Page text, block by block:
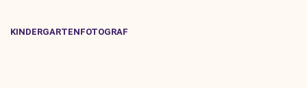
KINDERGARTENFOTOGRAF